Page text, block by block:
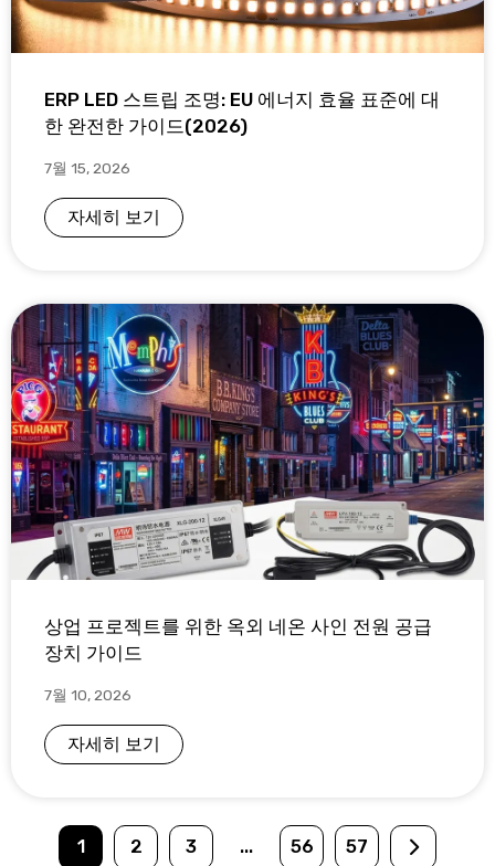
ERP LED 스트립 조명: EU 에너지 효율 표준에 대
한 완전한 가이드(2026)
7월 15, 2026
자세히 보기
상업 프로젝트를 위한 옥외 네온 사인 전원 공급
장치 가이드
7월 10, 2026
자세히 보기
1 2 3 ... 56 57